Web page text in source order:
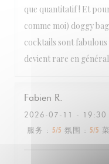
que quantitatif ! Et
comme moi) doggy
cocktails sont fabulous
devient rare en
Fabien R
2026-07-11
- 19:30
服务 : 5/5 氛围 : 5/5